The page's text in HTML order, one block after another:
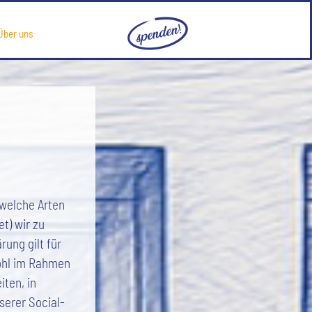
uns
Arten
wir zu
gilt für
im Rahmen
in
Social-